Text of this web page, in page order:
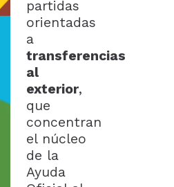
partidas
orientadas
a
transferencias
al
exterior,
que
concentran
el núcleo
de la
Ayuda